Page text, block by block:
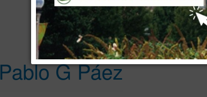
Pablo G Páez